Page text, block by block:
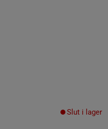
Slut i lager